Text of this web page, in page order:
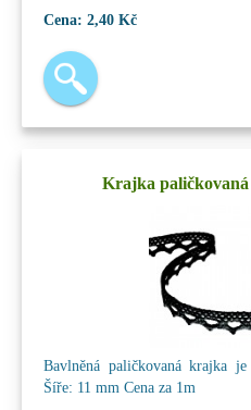
Cena: 2,40 Kč
Krajka paličkovaná
Bavlněná paličkovaná krajka
Šíře: 11 mm Cena za 1m